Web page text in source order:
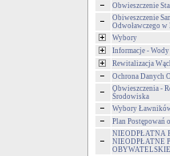
Obwieszczenie
Obiweszczenie
Odwoławczego w
Wybory
Informacje -
Rewitalizacja
Ochrona Danych
Obwieszczenia -
Środowiska
Wybory
Plan Postępowań
NIEODPŁATNA
NIEODPŁATNE
OBYWATELSKIE